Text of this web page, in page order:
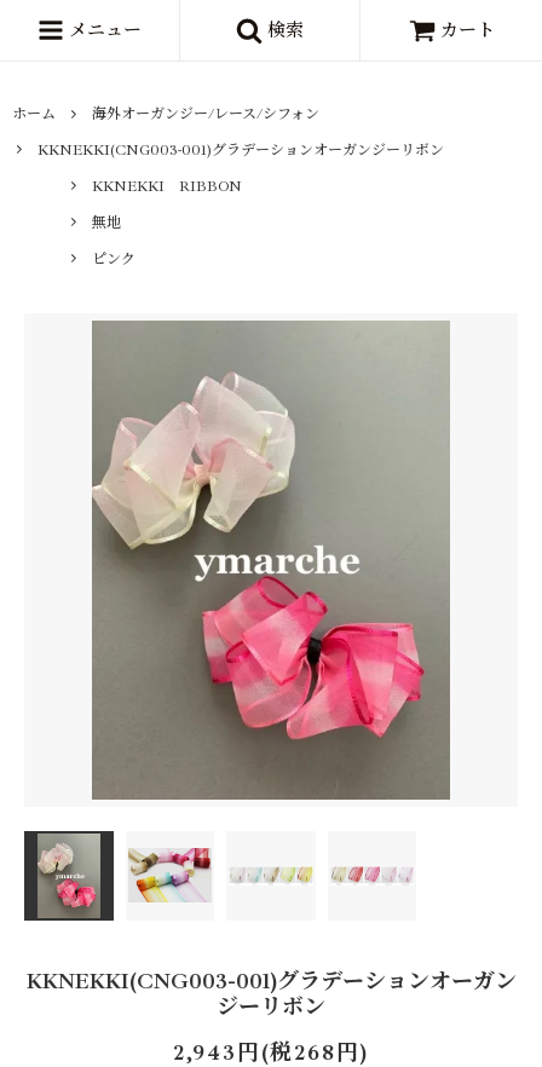
メニュー 検索 カート
ホーム
海外オーガンジー/レース/シフォン
KKNEKKI(CNG003-001)グラデーションオーガンジーリボン
KKNEKKI RIBBON
無地
ピンク
KKNEKKI(CNG003-001)グラデーションオーガン
ジーリボン
2,943円(税268円)